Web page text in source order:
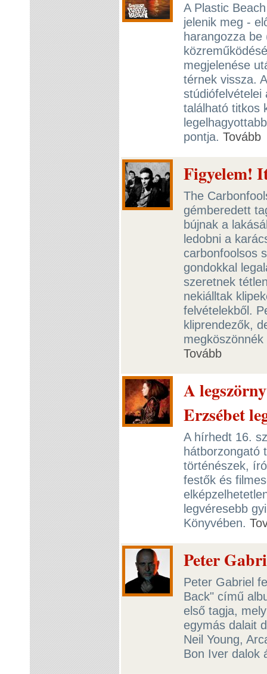
A Plastic
jelenik meg -
harangozza
megjelenése
térnek vissza.
stúdiófelvételei
található titkos
pontja. Tovább
Figyelem!
The
gémberedett
bújnak a
ledobni a
carbonfoolsos
gondokkal
szeretnek
nekiálltak
felvételekből.
kliprendezők,
Tovább
A
Erzsébet
A hírhedt 16.
hátborzongató
történészek,
festők és
legvéresebb
Könyvében.
Peter
Peter Gabriel
Back" című
első tagja,
egymás dalait
Neil Young,
Bon Iver dalok